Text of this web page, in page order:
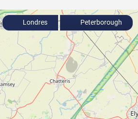
Londres Peterborough